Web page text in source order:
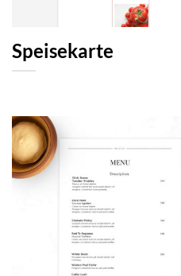
Speisekarte